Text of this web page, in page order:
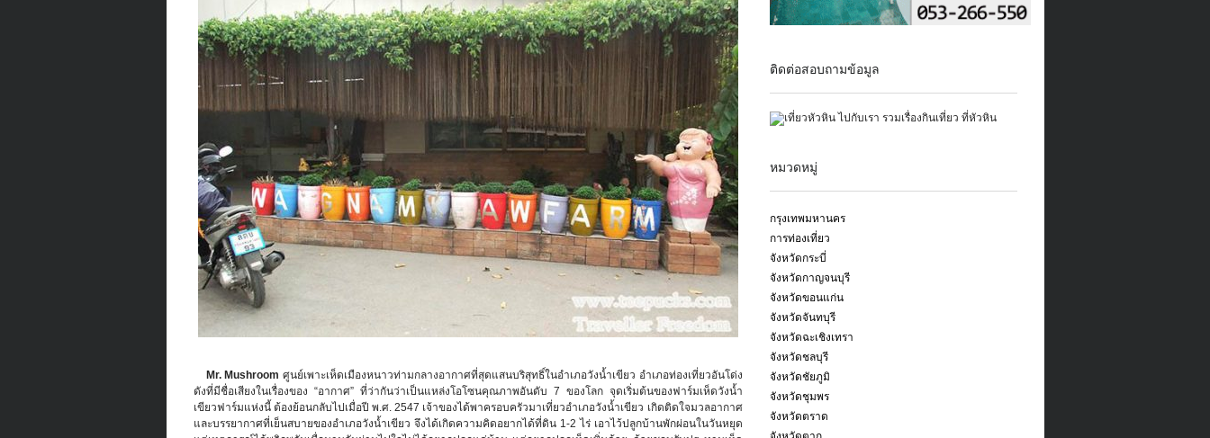
Mr. Mushroom ศูนย์เพาะเห็ดเมืองหนาวท่ามกลางอากาศที่สุดแสนบริสุทธิ์ในอำเภอวังน้ำเขียว อำเภอท่องเที่ยวอันโด่ง
ดังที่มีชื่อเสียงในเรื่องของ “อากาศ” ที่ว่ากันว่าเป็นแหล่งโอโซนคุณภาพอันดับ 7 ของโลก จุดเริ่มต้นของฟาร์มเห็ดวังน้ำ
เขียวฟาร์มแห่งนี้ ต้องย้อนกลับไปเมื่อปี พ.ศ. 2547 เจ้าของได้พาครอบครัวมาเที่ยวอำเภอวังน้ำเขียว เกิดติดใจมวลอากาศ
และบรรยากาศที่เย็นสบายของอำเภอวังน้ำเขียว จึงได้เกิดความคิดอยากได้ที่ดิน 1-2 ไร่ เอาไว้ปลูกบ้านพักผ่อนในวันหยุด
ติดต่อสอบถามข้อมูล
หมวดหมู่
กรุงเทพมหานคร
การท่องเที่ยว
จังหวัดกระบี่
จังหวัดกาญจนบุรี
จังหวัดขอนแก่น
จังหวัดจันทบุรี
จังหวัดฉะเชิงเทรา
จังหวัดชลบุรี
จังหวัดชัยภูมิ
จังหวัดชุมพร
จังหวัดตราด
จังหวัดตาก